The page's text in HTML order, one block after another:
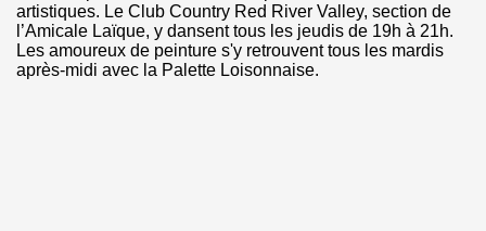
artistiques. Le Club Country Red River Valley, section de
l’Amicale Laïque, y dansent tous les jeudis de 19h à 21h.
Les amoureux de peinture s'y retrouvent tous les mardis
après-midi avec la Palette Loisonnaise.